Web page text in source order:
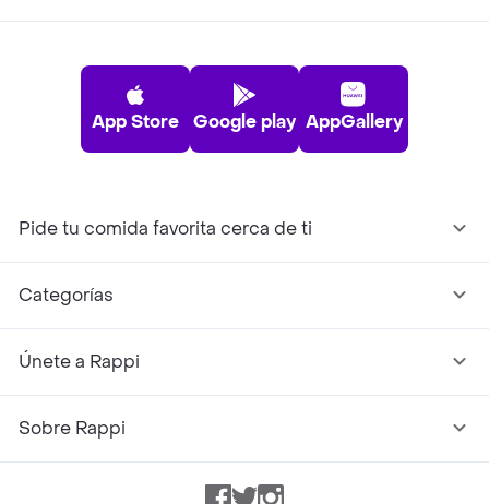
App Store Google play AppGallery
Pide tu comida favorita cerca de ti
Categorías
Únete a Rappi
Sobre Rappi
Facebook
TwitterInstagram